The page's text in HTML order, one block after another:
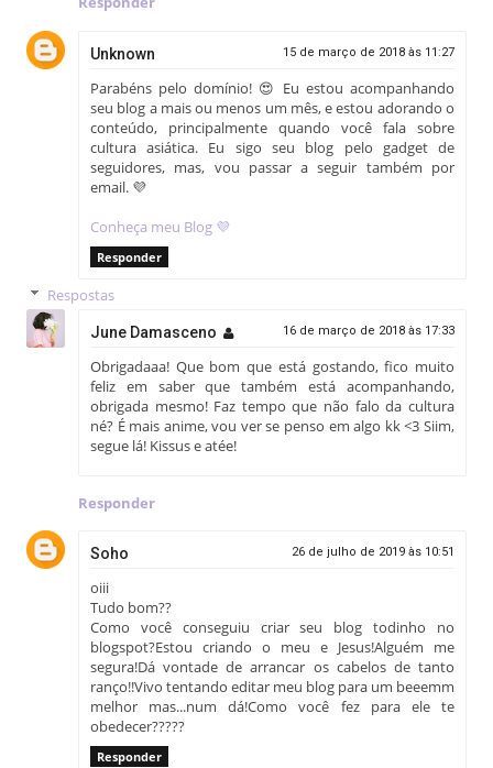
Unknown 15 de março de 2018 às 11:27
Parabéns pelo domínio! 😍 Eu estou acompanhando
seu blog a mais ou menos um mês, e estou adorando o
conteúdo, principalmente quando você fala sobre
cultura asiática. Eu sigo seu blog pelo gadget de
seguidores, mas, vou passar a seguir também por
email. 💜
Conheça meu Blog 💜
Responder
Respostas
June Damasceno 16 de março de 2018 às 17:33
Obrigadaaa! Que bom que está gostando, fico muito
feliz em saber que também está acompanhando,
obrigada mesmo! Faz tempo que não falo da cultura
né? É mais anime, vou ver se penso em algo kk <3 Siim,
segue lá! Kissus e atée!
Responder
Soho 26 de julho de 2019 às 10:51
oiii
Tudo bom??
Como você conseguiu criar seu blog todinho no
blogspot?Estou criando o meu e Jesus!Alguém me
segura!Dá vontade de arrancar os cabelos de tanto
ranço!!Vivo tentando editar meu blog para um beeemm
melhor mas...num dá!Como você fez para ele te
obedecer?????
Responder